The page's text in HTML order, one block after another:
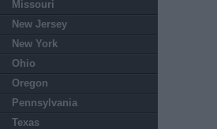
Missouri
New Jersey
New York
Ohio
Oregon
Pennsylvania
Texas